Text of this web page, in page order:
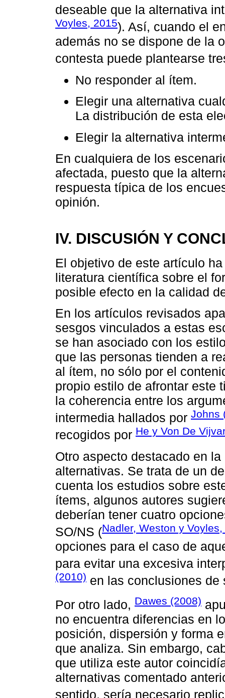
deseable que la alternativa
Voyles, 2015). Así, cuando el
además no se dispone de la
contesta puede plantearse
No responder al ítem.
Elegir una alternativa
La distribución de esta
Elegir la alternativa
En cualquiera de los
afectada, puesto que la
respuesta típica de los
opinión.
IV. DISCUSIÓN Y
El objetivo de este artículo
literatura científica sobre el
posible efecto en la calidad
En los artículos revisados
sesgos vinculados a estas
se han asociado con los
que las personas tienden a
al ítem, no sólo por el
propio estilo de afrontar este
la coherencia entre los
intermedia hallados por Johns
recogidos por He y Von De
Otro aspecto destacado en
alternativas. Se trata de un
cuenta los estudios sobre
ítems, algunos autores
deberían tener cuatro
SO/NS (Nadler, Weston y
opciones para el caso de
para evitar una excesiva
(2010) en las conclusiones de
Por otro lado, Dawes (2008)
no encuentra diferencias en
posición, dispersión y forma
que analiza. Sin embargo,
que utiliza este autor
alternativas comentado
sentido, sería necesario